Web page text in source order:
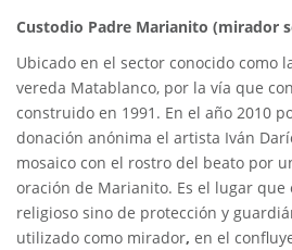
Custodio Padre Marianito (mirador
Ubicado en el sector conocido como
vereda Matablanco, por la vía que
construido en 1991. En el año 2010
donación anónima el artista Iván
mosaico con el rostro del beato por
oración de Marianito. Es el lugar que
religioso sino de protección y
utilizado como mirador, en el